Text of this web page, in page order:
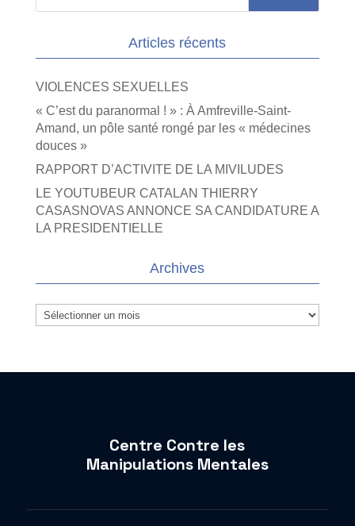
Articles récents
VIOLENCES SEXUELLES
« C’est du paranormal ! » : À Amfreville-Saint-
Amand, un pôle santé rongé par les « médecines
douces »
RAPPORT D’ACTIVITE DE LA MIVILUDES
LE YOUTUBEUR CATALAN THIERRY
CASASNOVAS ANNONCE SA CANDIDATURE A
LA PRESIDENTIELLE
Archives
Archives
Centre Contre les
Manipulations Mentales